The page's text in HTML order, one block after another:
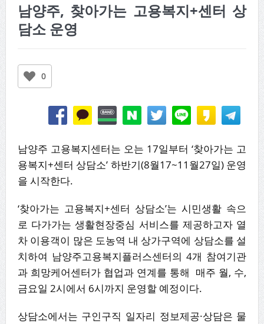
남양주, 찾아가는 고용복지+센터 상
담소 운영
0
남양주 고용복지센터는 오는 17일부터 ‘찾아가는 고
용복지+센터 상담소’ 하반기(8월17~11월27일) 운영
을 시작한다.
‘찾아가는 고용복지+센터 상담소’는 시민생활 속으
로 다가가는 생활현장중심 서비스를 제공하고자 열
차 이용객이 많은 도농역 내 상가구역에 상담소를 설
치하여 남양주고용복지플러스센터의 4개 참여기관
과 희망케어센터가 협업과 연계를 통해 매주 월, 수,
금요일 2시에서 6시까지 운영할 예정이다.
상담소에서는 구인구직 일자리 정보제공·상담은 물